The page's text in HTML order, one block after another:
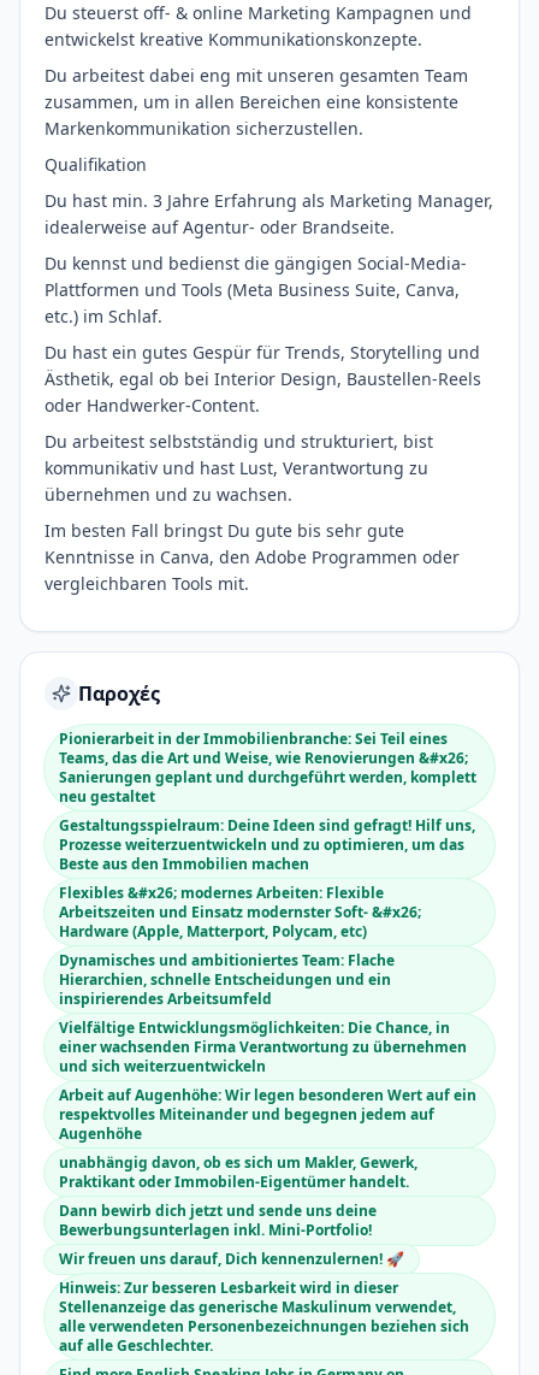
Du steuerst off- & online Marketing Kampagnen und
entwickelst kreative Kommunikationskonzepte.
Du arbeitest dabei eng mit unseren gesamten Team
zusammen, um in allen Bereichen eine konsistente
Markenkommunikation sicherzustellen.
Qualifikation
Du hast min. 3 Jahre Erfahrung als Marketing Manager,
idealerweise auf Agentur- oder Brandseite.
Du kennst und bedienst die gängigen Social-Media-
Plattformen und Tools (Meta Business Suite, Canva,
etc.) im Schlaf.
Du hast ein gutes Gespür für Trends, Storytelling und
Ästhetik, egal ob bei Interior Design, Baustellen-Reels
oder Handwerker-Content.
Du arbeitest selbstständig und strukturiert, bist
kommunikativ und hast Lust, Verantwortung zu
übernehmen und zu wachsen.
Im besten Fall bringst Du gute bis sehr gute
Kenntnisse in Canva, den Adobe Programmen oder
vergleichbaren Tools mit.
Παροχές
Pionierarbeit in der Immobilienbranche: Sei Teil eines
Teams, das die Art und Weise, wie Renovierungen &#x26;
Sanierungen geplant und durchgeführt werden, komplett
neu gestaltet
Gestaltungsspielraum: Deine Ideen sind gefragt! Hilf uns,
Prozesse weiterzuentwickeln und zu optimieren, um das
Beste aus den Immobilien machen
Flexibles &#x26; modernes Arbeiten: Flexible
Arbeitszeiten und Einsatz modernster Soft- &#x26;
Hardware (Apple, Matterport, Polycam, etc)
Dynamisches und ambitioniertes Team: Flache
Hierarchien, schnelle Entscheidungen und ein
inspirierendes Arbeitsumfeld
Vielfältige Entwicklungsmöglichkeiten: Die Chance, in
einer wachsenden Firma Verantwortung zu übernehmen
und sich weiterzuentwickeln
Arbeit auf Augenhöhe: Wir legen besonderen Wert auf ein
respektvolles Miteinander und begegnen jedem auf
Augenhöhe
unabhängig davon, ob es sich um Makler, Gewerk,
Praktikant oder Immobilen-Eigentümer handelt.
Dann bewirb dich jetzt und sende uns deine
Bewerbungsunterlagen inkl. Mini-Portfolio!
Wir freuen uns darauf, Dich kennenzulernen! 🚀
Hinweis: Zur besseren Lesbarkeit wird in dieser
Stellenanzeige das generische Maskulinum verwendet,
alle verwendeten Personenbezeichnungen beziehen sich
auf alle Geschlechter.